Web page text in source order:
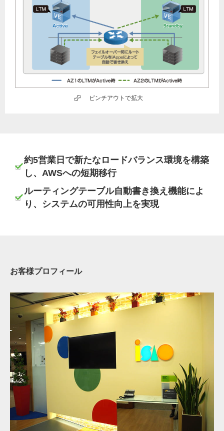
ピンチアウトで拡大
約5営業日で新たなロードバランス環境を構築
し、AWSへの短期移行
ルーティングテーブル自動書き換え機能によ
り、システムの可用性向上を実現
お客様プロフィール